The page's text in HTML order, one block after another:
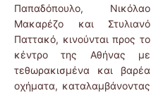
Παπαδόπουλο, Νικόλαο
Μακαρέζο και Στυλιανό
Παττακό, κινούνται προς το
κέντρο της Αθήνας με
τεθωρακισμένα και βαρέα
οχήματα, καταλαμβάνοντας